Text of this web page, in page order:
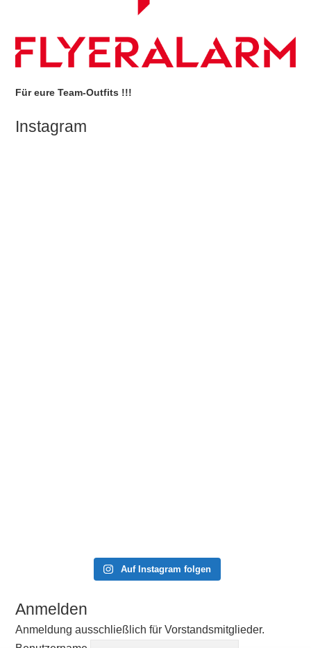
Für eure Team-Outfits !!!
Instagram
Auf Instagram folgen
Anmelden
Anmeldung ausschließlich für Vorstandsmitglieder.